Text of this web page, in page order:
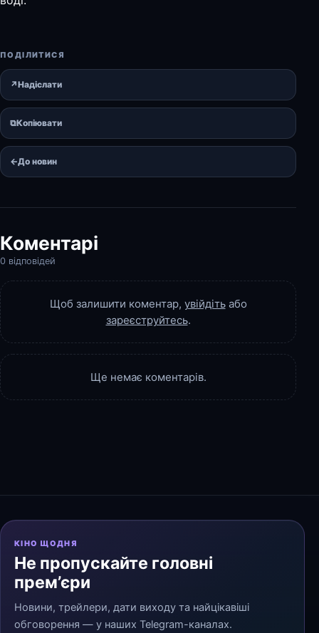
ПОДІЛИТИСЯ
↗Надіслати
⧉Копіювати
←До новин
Коментарі
0 відповідей
Щоб залишити коментар, увійдітьабо
зареєструйтесь.
Ще немає коментарів.
КІНО ЩОДНЯ
Не пропускайте головні
прем’єри
Новини, трейлери, дати виходу та найцікавіші
обговорення — у наших Telegram-каналах.